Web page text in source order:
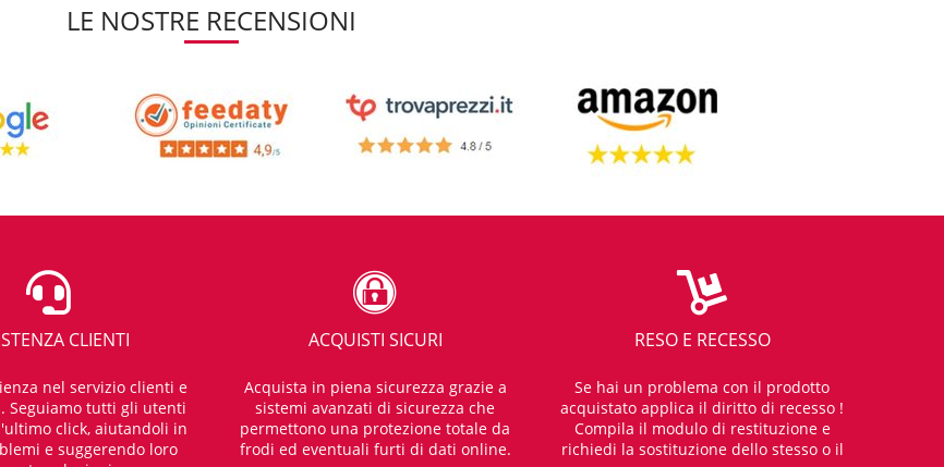
LE NOSTRE RECENSIONI
CLIENTI
nel servizio clienti e
Seguiamo tutti gli utenti
click, aiutandoli in
e suggerendo loro
ACQUISTI SICURI
Acquista in piena sicurezza grazie a
sistemi avanzati di sicurezza che
permettono una protezione totale da
frodi ed eventuali furti di dati online.
RESO E RECESSO
Se hai un problema con il prodotto
acquistato applica il diritto di recesso !
Compila il modulo di restituzione e
richiedi la sostituzione dello stesso o il